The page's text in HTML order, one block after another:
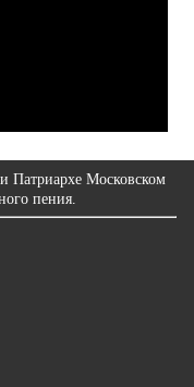
Патриархе Московском
пения.